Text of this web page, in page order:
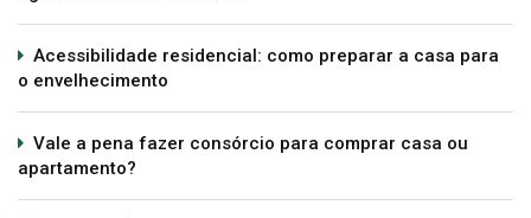
Acessibilidade residencial: como preparar a casa para
o envelhecimento
Vale a pena fazer consórcio para comprar casa ou
apartamento?